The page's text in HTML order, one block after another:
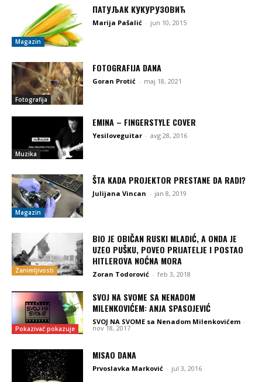
Magazin
ПАТУЉАК КУКУРУЗОВИЋ
Marija Pašalić - jun 10, 2015
Fotografija
FOTOGRAFIJA DANA
Goran Protić - maj 18, 2021
Muzika
EMINA – FINGERSTYLE COVER
Yesiloveguitar - avg 28, 2016
Magazin
ŠTA KADA PROJEKTOR PRESTANE DA RADI?
Julijana Vincan - jan 8, 2019
Zanimljivosti
BIO JE OBIČAN RUSKI MLADIĆ, A ONDA JE
UZEO PUŠKU, POVEO PRIJATELJE I POSTAO
HITLEROVA NOĆNA MORA
Zoran Todorović - feb 3, 2018
Pokazivač pokazuje
SVOJ NA SVOME SA NENADOM
MILENKOVIĆEM: ANJA SPASOJEVIĆ
SVOJ NA SVOME sa Nenadom Milenkovićem -
nov 18, 2017
MISAO DANA
Prvoslavka Marković - jul 3, 2016